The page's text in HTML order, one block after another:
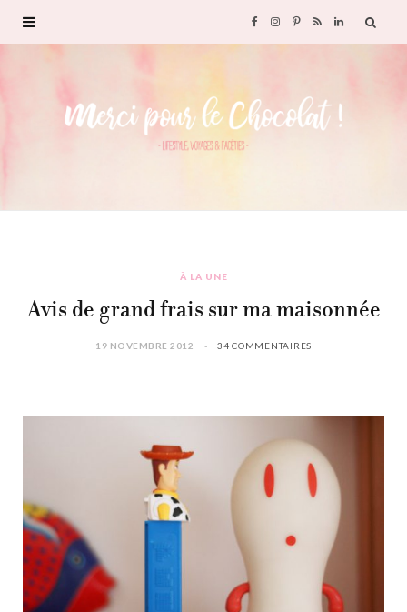
F
c
I P
n
R
S
L
À LA UNE
Avis de grand frais sur ma maisonnée
19 NOVEMBRE 2012 34 COMMENTAIRES